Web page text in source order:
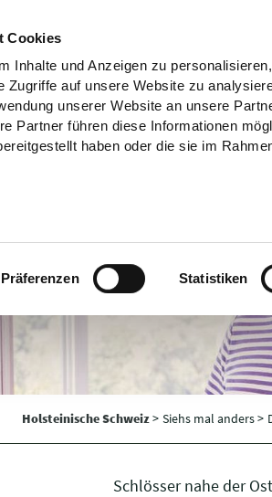
Cookies
Inhalte und Anzeigen zu
Zugriffe auf unsere Website zu
unserer Website an unsere
Partner führen diese Informationen
haben oder die sie im
Präferenzen Statistiken
Holsteinische Schweiz> Siehs mal anders >
Schlösser nahe der